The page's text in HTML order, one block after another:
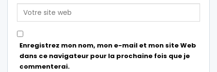
Enregistrez mon nom, mon e-mail et mon site Web
dans ce navigateur pour la prochaine fois que je
commenterai.